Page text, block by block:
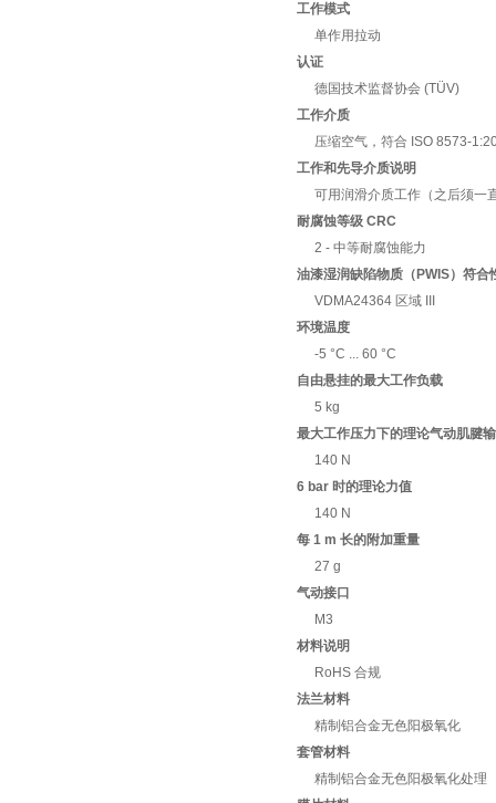
工作模式
单作用拉动
认证
德国技术监督协会 (TÜV)
工作介质
压缩空气，符合 ISO 8573-
工作和先导介质说明
可用润滑介质工作（之后须一
耐腐蚀等级 CRC
2 - 中等耐腐蚀能力
油漆湿润缺陷物质（PWIS）符合
VDMA24364 区域 III
环境温度
-5 °C ... 60 °C
自由悬挂的最大工作负载
5 kg
最大工作压力下的理论气动肌腱
140 N
6 bar 时的理论力值
140 N
每 1 m 长的附加重量
27 g
气动接口
M3
材料说明
RoHS 合规
法兰材料
精制铝合金无色阳极氧化
套管材料
精制铝合金无色阳极氧化处理